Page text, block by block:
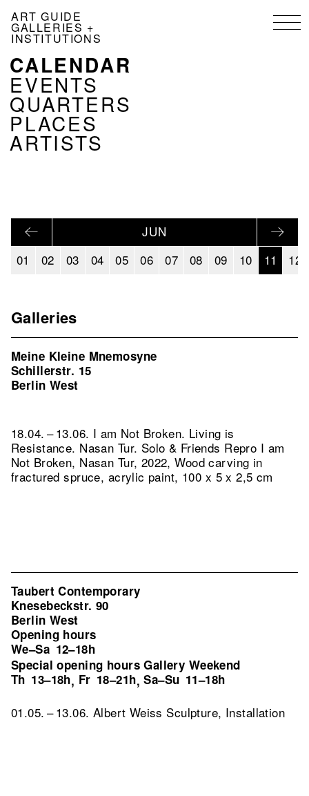
main
ART GUIDE
GALLERIES +
INSTITUTIONS
NAVIGATION
KALENDER
EN
CALENDAR
EVENTS
QUARTERS
PLACES
ARTISTS
JUN
01
02 03 04 05 06 07 08 09 10 11 12
Galleries
Meine Kleine Mnemosyne
Schillerstr. 15
Berlin West
18.04. – 13.06. I am Not Broken. Living is
Resistance. Nasan Tur. Solo & Friends Repro I am
Not Broken, Nasan Tur, 2022, Wood carving in
fractured spruce, acrylic paint, 100 x 5 x 2,5 cm
Taubert Contemporary
Knesebeckstr. 90
Berlin West
Opening hours
We–Sa 12–18h
Special opening hours Gallery Weekend
Th 13–18h, Fr 18–21h,Sa–Su 11–18h
01.05. – 13.06. Albert Weiss Sculpture, Installation